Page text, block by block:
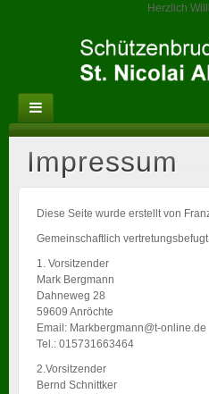
Herzlich
Impressum
Diese Seite wurde erstellt von
Gemeinschaftlich
1. Vorsitzender
Mark Bergmann
Dahneweg 28
59609 Anröchte
Email: Markbergmann@t-online.de
Tel.: 015731663464
2.Vorsitzender
Bernd Schnittker